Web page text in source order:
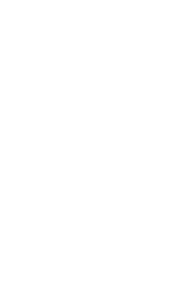
了承ください。
をご了承くださ
です。
ず変更すること
) : 1000ppm、
、